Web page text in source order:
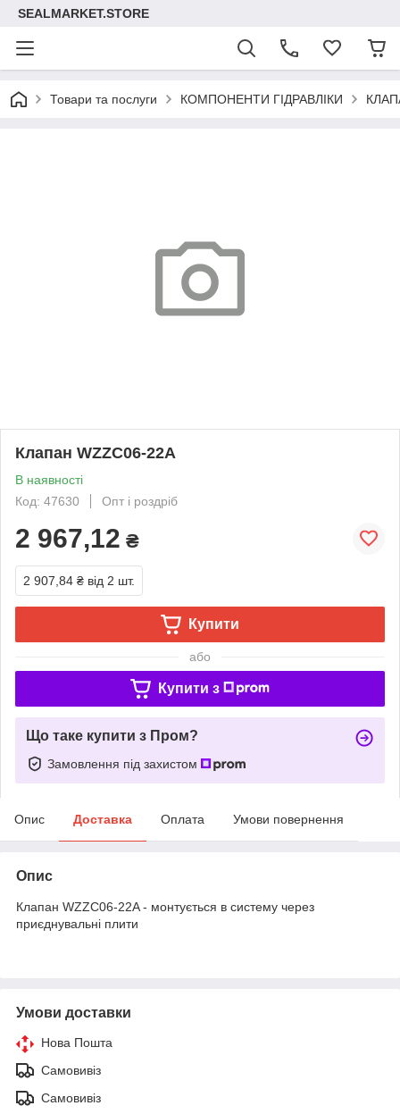
SEALMARKET.STORE
Товари та послуги КОМПОНЕНТИ ГІДРАВЛІКИ
Клапан WZZC06-22A
В наявності
Код: 47630
Опт і роздріб
2 967,12 ₴
2 907,84 ₴ від 2 шт.
Купити
або
Купити з
Що таке купити з Пром?
Замовлення під захистом
Опис Доставка Оплата Умови повернення
Опис
Клапан WZZC06-22A - монтується в систему через
приєднувальні плити
Умови доставки
Нова Пошта
Самовивіз
Самовивіз